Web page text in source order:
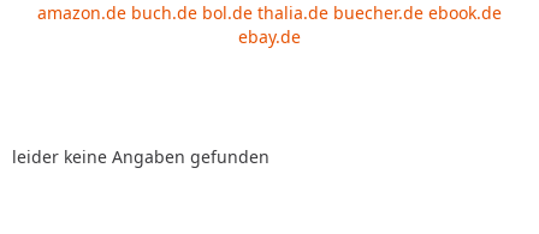
amazon.de buch.de bol.de thalia.de buecher.de ebook.de
ebay.de
leider keine Angaben gefunden